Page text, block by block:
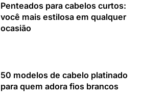
Penteados para cabelos curtos:
você mais estilosa em qualquer
ocasião
50 modelos de cabelo platinado
para quem adora fios brancos